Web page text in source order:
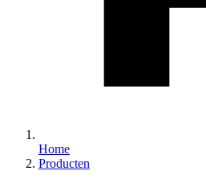
Home
Producten